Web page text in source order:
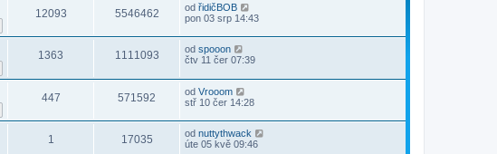
12093 5546462 od řidičBOB
pon 03 srp 14:43
1363 1111093 od spooon
čtv 11 čer 07:39
447 571592 od Vrooom
stř 10 čer 14:28
1 17035 od nuttythwack
úte 05 kvě 09:46